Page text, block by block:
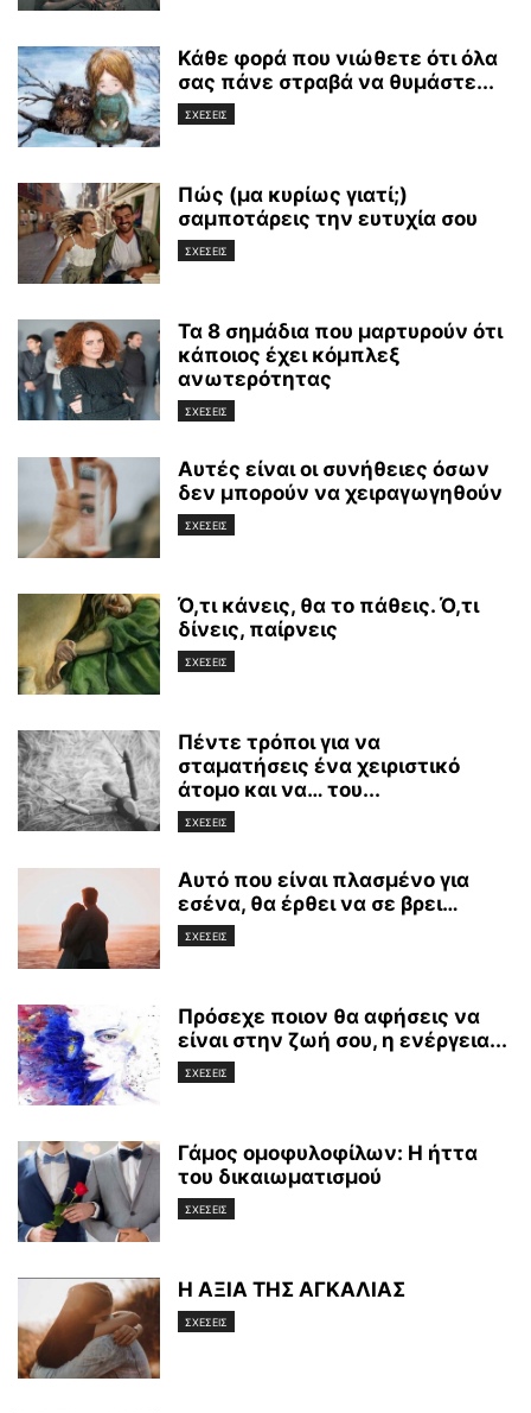
Κάθε φορά που νιώθετε ότι όλα
σας πάνε στραβά να θυμάστε...
ΣΧΕΣΕΙΣ
Πώς (μα κυρίως γιατί;)
σαμποτάρεις την ευτυχία σου
ΣΧΕΣΕΙΣ
Τα 8 σημάδια που μαρτυρούν ότι
κάποιος έχει κόμπλεξ
ανωτερότητας
ΣΧΕΣΕΙΣ
Αυτές είναι οι συνήθειες όσων
δεν μπορούν να χειραγωγηθούν
ΣΧΕΣΕΙΣ
Ό,τι κάνεις, θα το πάθεις. Ό,τι
δίνεις, παίρνεις
ΣΧΕΣΕΙΣ
Πέντε τρόποι για να
σταματήσεις ένα χειριστικό
άτομο και να… του...
ΣΧΕΣΕΙΣ
Αυτό που είναι πλασμένο για
εσένα, θα έρθει να σε βρει…
ΣΧΕΣΕΙΣ
Πρόσεχε ποιον θα αφήσεις να
είναι στην ζωή σου, η ενέργεια...
ΣΧΕΣΕΙΣ
Γάμος ομοφυλοφίλων: H ήττα
του δικαιωματισμού
ΣΧΕΣΕΙΣ
Η ΑΞΙΑ ΤΗΣ ΑΓΚΑΛΙΑΣ
ΣΧΕΣΕΙΣ